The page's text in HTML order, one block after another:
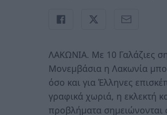
ΛΑΚΩΝΙΑ. Με 10 Γαλάζιες
Μονεμβάσια η Λακωνία
όσο και για Έλληνες
γραφικά χωριά, η εκλεκτή
προβλήματα